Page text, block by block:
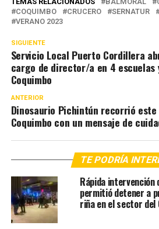
COQUIMBO
CRUCERO SERNATUR
VERANO 2023
SIGUIENTE
Servicio Local Puerto Cordillera
cargo de director/a en 4 escuelas
Coquimbo
ANTERIOR
Dinosaurio Pichintún recorrió
Coquimbo con un mensaje de
TE PODRÍA
Rápida intervención
permitió detener a
riña en el sector del